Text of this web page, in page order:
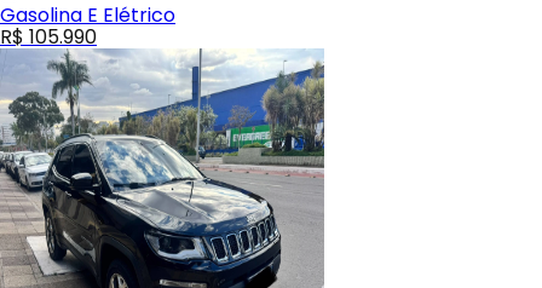
Gasolina E Elétrico
R$ 105.990